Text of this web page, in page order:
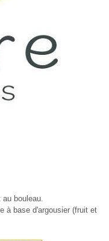
bouleau.
à base d'argousier (fruit et